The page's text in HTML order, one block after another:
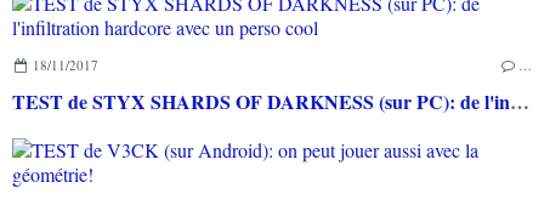
18/11/2017
TEST de STYX SHARDS OF DARKNESS (sur PC): de l'infiltration hardcore avec un perso cool